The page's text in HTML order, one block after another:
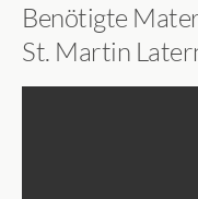
Benötigte
St. Martin